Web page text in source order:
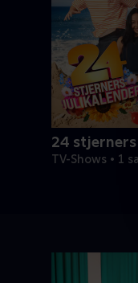
24 stjerners
TV-Shows • 1